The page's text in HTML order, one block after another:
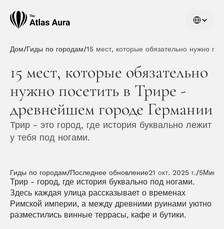
Дом/Гиды по городам/15 мест, которые обязательно нужно
15 мест, которые обязательно
нужно посетить в Трире -
древнейшем городе Германии
Трир - это город, где история буквально лежит
у тебя под ногами.
Гиды по городам/Последнее обновление21 окт. 2025 г./5Мин
Трир - город, где история буквально под ногами.
Здесь каждая улица рассказывает о временах
Римской империи, а между древними руинами уютно
разместились винные террасы, кафе и бутики.